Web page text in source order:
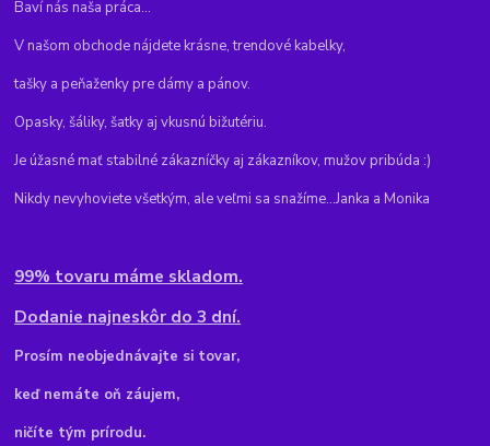
Baví nás naša práca...
V našom obchode nájdete krásne, trendové kabelky,
tašky a peňaženky pre dámy a pánov.
Opasky, šáliky, šatky aj vkusnú bižutériu.
Je úžasné mať stabilné zákazníčky aj zákazníkov, mužov pribúda :)
Nikdy nevyhoviete všetkým, ale veľmi sa snažíme...Janka a Monika
99% tovaru máme skladom.
Dodanie najneskôr do 3 dní.
Prosím neobjednávajte si tovar,
keď nemáte oň záujem,
ničíte tým prírodu.